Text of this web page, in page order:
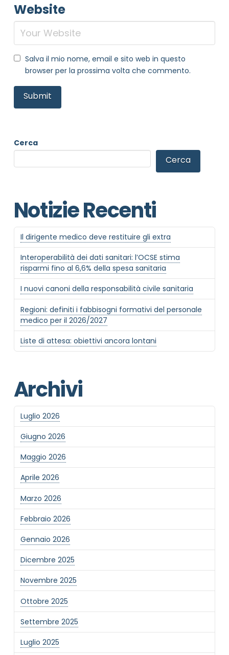
Website
Salva il mio nome, email e sito web in questo
browser per la prossima volta che commento.
Cerca
Cerca
Notizie Recenti
Il dirigente medico deve restituire gli extra
Interoperabilità dei dati sanitari: l’OCSE stima
risparmi fino al 6,6% della spesa sanitaria
I nuovi canoni della responsabilità civile sanitaria
Regioni: definiti i fabbisogni formativi del personale
medico per il 2026/2027
Liste di attesa: obiettivi ancora lontani
Archivi
Luglio 2026
Giugno 2026
Maggio 2026
Aprile 2026
Marzo 2026
Febbraio 2026
Gennaio 2026
Dicembre 2025
Novembre 2025
Ottobre 2025
Settembre 2025
Luglio 2025